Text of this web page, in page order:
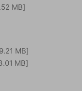
MB]
MB]
MB]